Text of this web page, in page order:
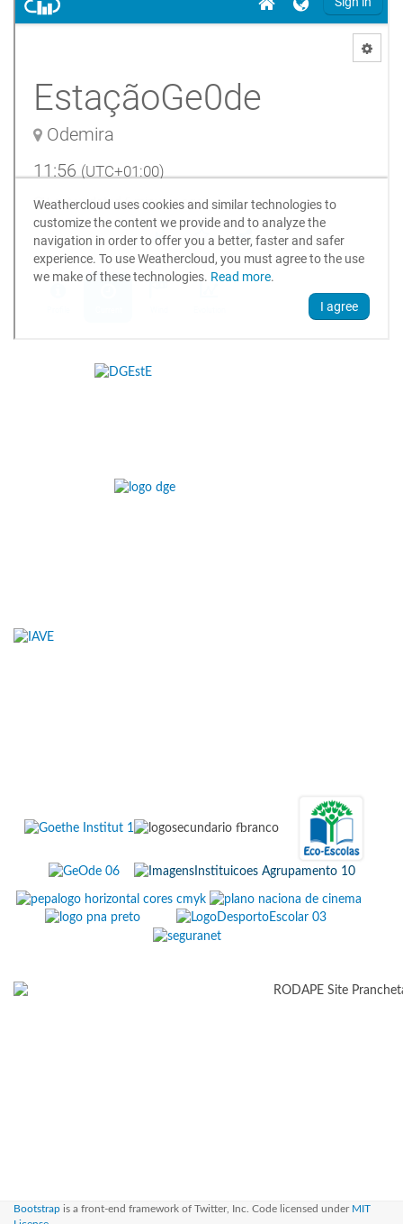
Bootstrap is a front-end framework of Twitter, Inc. Code licensed under MIT